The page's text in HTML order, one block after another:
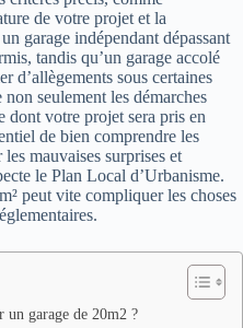
de votre projet et la
garage indépendant dépassant
tandis qu’un garage accolé
d’allègements sous certaines
seulement les démarches
dont votre projet sera pris en
de bien comprendre les
mauvaises surprises et
le Plan Local d’Urbanisme.
peut vite compliquer les choses
garage de 20m2 ?